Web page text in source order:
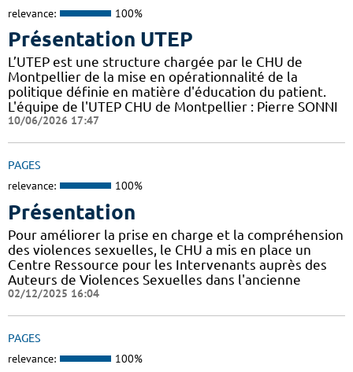
relevance: 100%
Présentation UTEP
L’UTEP est une structure chargée par le CHU de
Montpellier de la mise en opérationnalité de la
politique définie en matière d'éducation du patient.
L'équipe de l'UTEP CHU de Montpellier : Pierre SONNI
10/06/2026 17:47
PAGES
relevance: 100%
Présentation
Pour améliorer la prise en charge et la compréhension
des violences sexuelles, le CHU a mis en place un
Centre Ressource pour les Intervenants auprès des
Auteurs de Violences Sexuelles dans l'ancienne
02/12/2025 16:04
PAGES
relevance: 100%